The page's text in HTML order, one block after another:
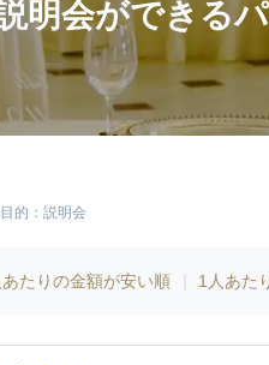
明会ができる
的：説明会
たりの金額が安い順 1人あた